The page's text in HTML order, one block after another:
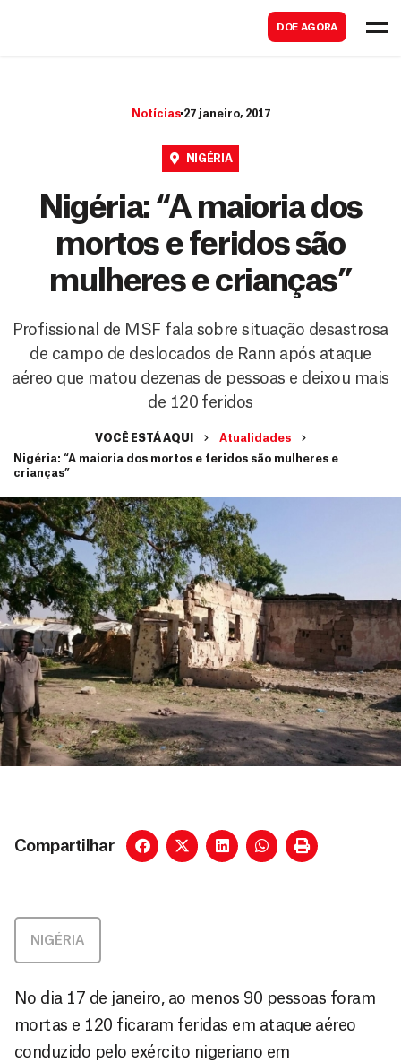
DOE AGORA
r
Notícias 27 janeiro, 2017
NIGÉRIA
Nigéria: “A maioria dos
mortos e feridos são
mulheres e crianças”
Profissional de MSF fala sobre situação desastrosa
de campo de deslocados de Rann após ataque
aéreo que matou dezenas de pessoas e deixou mais
de 120 feridos
VOCÊ ESTÁ AQUI
Atualidades
Nigéria: “A maioria dos mortos e feridos são mulheres e
crianças”
Compartilhar
NIGÉRIA
No dia 17 de janeiro, ao menos 90 pessoas foram
mortas e 120 ficaram feridas em ataque aéreo
conduzido pelo exército nigeriano em
a
r